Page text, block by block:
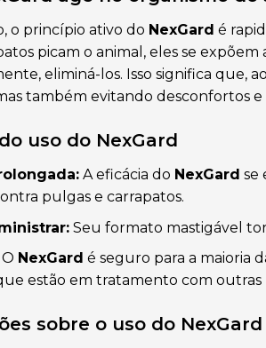
o princípio ativo do NexGard é
picam o animal, eles se
eliminá-los. Isso significa que,
também evitando desconfortos
uso do NexGard
A eficácia do NexGard se
pulgas e carrapatos.
Seu formato mastigável
NexGard é seguro para a maioria
estão em tratamento com
sobre o uso do NexGard